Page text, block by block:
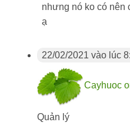
nhưng nó ko có nên
ạ
22/02/2021 vào lúc
Cayhuoc
Quản lý